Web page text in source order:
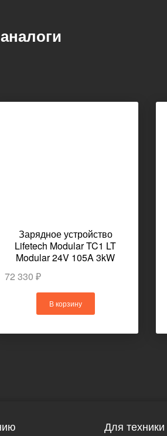
Зарядное устройство
Lifetech Modular TC1 LT
Modular 24V 105A 3kW
72 330 ₽
В корзину
Для техники